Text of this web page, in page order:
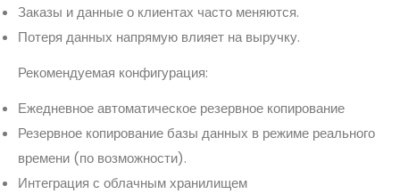
Заказы и данные о клиентах часто меняются.
Потеря данных напрямую влияет на выручку.
Рекомендуемая конфигурация:
Ежедневное автоматическое резервное копирование
Резервное копирование базы данных в режиме реального
времени (по возможности).
Интеграция с облачным хранилищем